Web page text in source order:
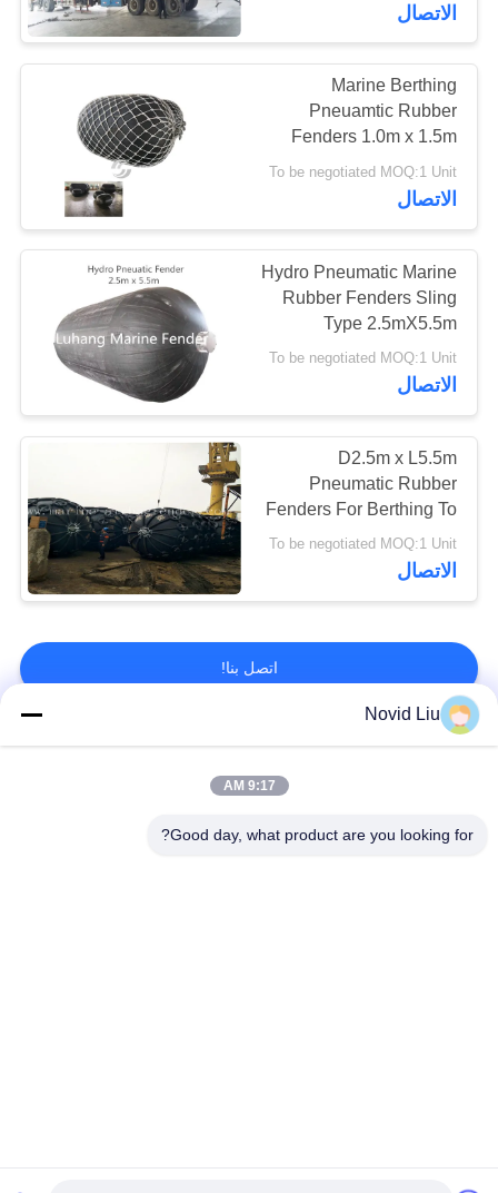
الاتصال
Marine Berthing
Pneuamtic Rubber
Fenders 1.0m x 1.5m
Rope Cover Fender
To be negotiated MOQ:1 Unit
الاتصال
Hydro Pneumatic Marine
Rubber Fenders Sling
Type 2.5mX5.5m
To be negotiated MOQ:1 Unit
الاتصال
D2.5m x L5.5m
Pneumatic Rubber
Fenders For Berthing To
Harbour And Wharf
To be negotiated MOQ:1 Unit
الاتصال
اتصل بنا!
فئات شعبية
درابزين هوائي بحري يوكوهاما هوائي درابزين
Novid Liu
9:17 AM
Good day, what product are you looking for?